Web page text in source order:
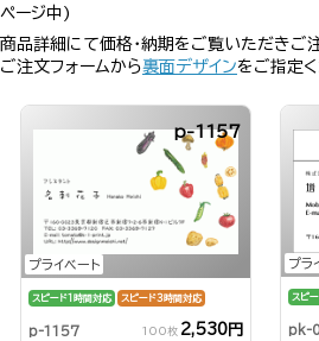
ページ中)
商品詳細にて価格・納期をご覧いただきご
ご注文フォームから裏面デザインをご指定く
プライベート
p-1157
スピード1時間対応 スピード3時間対応
p-1157 100枚 2,530円
プラ
スピ
pk-